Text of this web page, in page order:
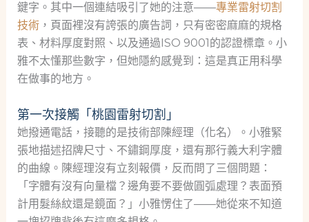
鍵字。其中一個連結吸引了她的注意——專業雷射切割
技術，頁面裡沒有誇張的廣告詞，只有密密麻麻的規格
表、材料厚度對照、以及通過ISO 9001的認證標章。小
雅不太懂那些數字，但她隱約感覺到：這是真正用科學
在做事的地方。
第一次接觸「桃園雷射切割」
她撥通電話，接聽的是技術部陳經理（化名）。小雅緊
張地描述招牌尺寸、不鏽鋼厚度，還有那行義大利字體
的曲線。陳經理沒有立刻報價，反而問了三個問題：
「字體有沒有向量檔？邊角要不要做圓弧處理？表面預
計用髮絲紋還是鏡面？」小雅愣住了——她從來不知道